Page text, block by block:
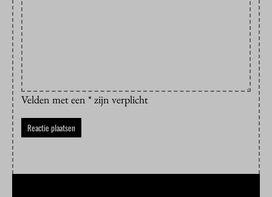
Velden met een * zijn verplicht